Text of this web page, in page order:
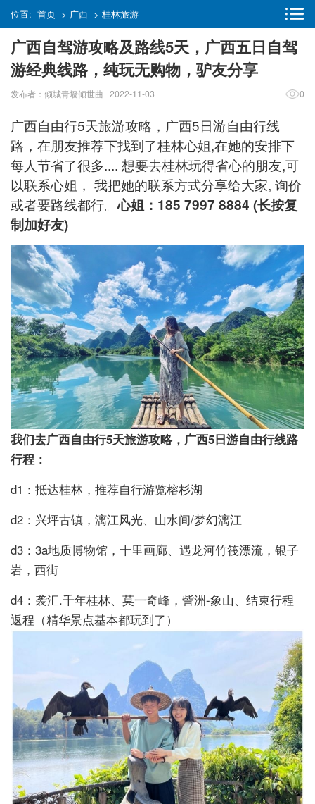
位置: 首页 > 广西 > 桂林旅游
广西自驾游攻略及路线5天，广西五日自驾
游经典线路，纯玩无购物，驴友分享
发布者：倾城青墙倾世曲 2022-11-03 0
广西自由行5天旅游攻略，广西5日游自由行线
路，在朋友推荐下找到了桂林心姐,在她的安排下
每人节省了很多.... 想要去桂林玩得省心的朋友,可
以联系心姐， 我把她的联系方式分享给大家, 询价
或者要路线都行。心姐：185 7997 8884 (长按复
制加好友)
我们去广西自由行5天旅游攻略，广西5日游自由行线路
行程：
d1：抵达桂林，推荐自行游览榕杉湖
d2：兴坪古镇，漓江风光、山水间/梦幻漓江
d3：3a地质博物馆，十里画廊、遇龙河竹筏漂流，银子
岩，西街
d4：袭汇.千年桂林、莫一奇峰，訾洲-象山、结束行程
返程（精华景点基本都玩到了）